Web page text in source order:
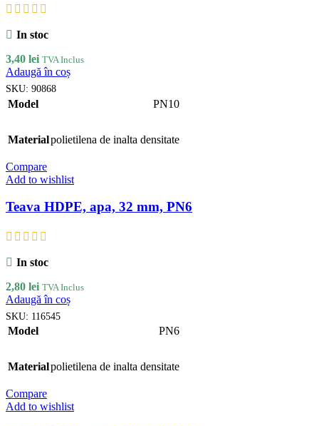
In stoc
3,40 lei TVA Inclus
Adaugă în coș
SKU: 90868
Model PN10
Materialpolietilena de inalta densitate
Compare
Add to wishlist
Teava HDPE, apa, 32 mm, PN6
In stoc
2,80 lei TVA Inclus
Adaugă în coș
SKU: 116545
Model PN6
Materialpolietilena de inalta densitate
Compare
Add to wishlist